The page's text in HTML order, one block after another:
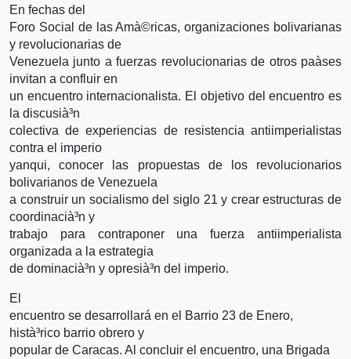
En fechas del
Foro Social de las Amà©ricas, organizaciones bolivarianas
y revolucionarias de
Venezuela junto a fuerzas revolucionarias de otros paà­ses
invitan a confluir en
un encuentro internacionalista. El objetivo del encuentro es
la discusià³n
colectiva de experiencias de resistencia antiimperialistas
contra el imperio
yanqui, conocer las propuestas de los revolucionarios
bolivarianos de Venezuela
a construir un socialismo del siglo 21 y crear estructuras de
coordinacià³n y
trabajo para contraponer una fuerza antiimperialista
organizada a la estrategia
de dominacià³n y opresià³n del imperio.
El
encuentro se desarrollará en el Barrio 23 de Enero,
histà³rico barrio obrero y
popular de Caracas. Al concluir el encuentro, una Brigada